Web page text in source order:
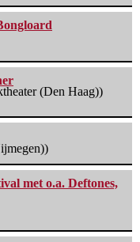
(Den Haag))
met o.a. Deftones,